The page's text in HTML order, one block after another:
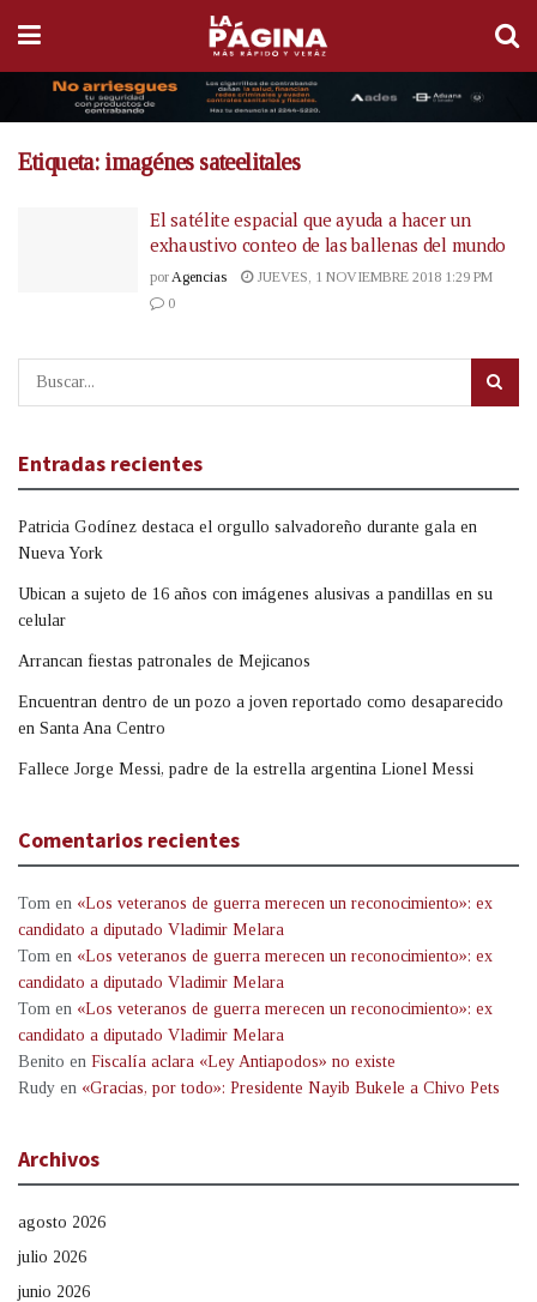
Etiqueta: imagénes sateelitales
El satélite espacial que ayuda a hacer un
exhaustivo conteo de las ballenas del mundo
por Agencias
JUEVES, 1 NOVIEMBRE 2018 1:29 PM
0
Entradas recientes
Patricia Godínez destaca el orgullo salvadoreño durante gala en
Nueva York
Ubican a sujeto de 16 años con imágenes alusivas a pandillas en su
celular
Arrancan fiestas patronales de Mejicanos
Encuentran dentro de un pozo a joven reportado como desaparecido
en Santa Ana Centro
Fallece Jorge Messi, padre de la estrella argentina Lionel Messi
Comentarios recientes
Tom en «Los veteranos de guerra merecen un reconocimiento»: ex
candidato a diputado Vladimir Melara
Tom en «Los veteranos de guerra merecen un reconocimiento»: ex
candidato a diputado Vladimir Melara
Tom en «Los veteranos de guerra merecen un reconocimiento»: ex
candidato a diputado Vladimir Melara
Benito en Fiscalía aclara «Ley Antiapodos» no existe
Rudy en «Gracias, por todo»: Presidente Nayib Bukele a Chivo Pets
Archivos
agosto 2026
julio 2026
junio 2026